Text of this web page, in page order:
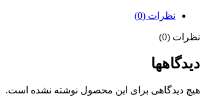
نظرات (0)
نظرات (0)
دیدگاهها
هیچ دیدگاهی برای این محصول نوشته نشده است.